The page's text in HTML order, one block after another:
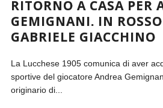
RITORNO A CASA PER
GEMIGNANI. IN
GABRIELE GIACCHINO
La Lucchese 1905 comunica di aver
sportive del giocatore Andrea
originario di...